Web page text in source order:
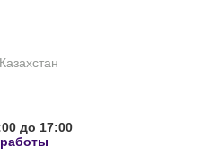
до 17:00